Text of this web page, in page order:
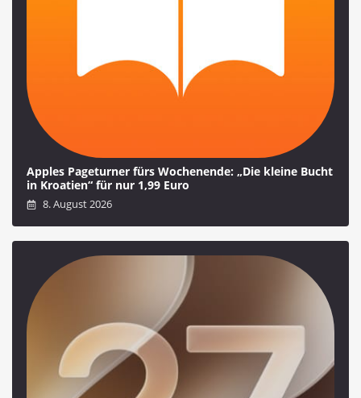
Apples Pageturner fürs Wochenende: „Die kleine Bucht
in Kroatien“ für nur 1,99 Euro
8. August 2026